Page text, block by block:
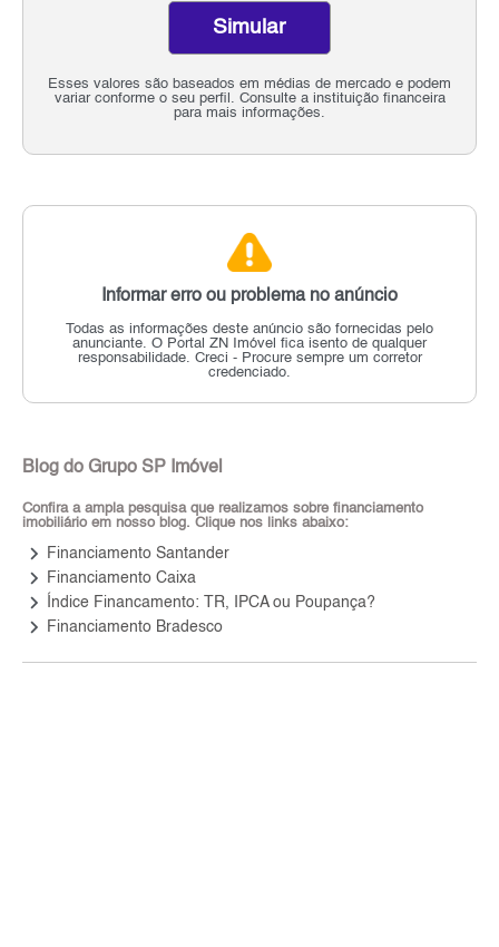
Esses valores são baseados em médias de mercado e podem
variar conforme o seu perfil. Consulte a instituição financeira
para mais informações.
Simular
Informar erro ou problema no anúncio
Todas as informações deste anúncio são fornecidas pelo
anunciante. O Portal ZN Imóvel fica isento de qualquer
responsabilidade. Creci - Procure sempre um corretor
credenciado.
Blog do Grupo SP Imóvel
Confira a ampla pesquisa que realizamos sobre financiamento
imobiliário em nosso blog. Clique nos links abaixo:
keyboard_arrow_right Financiamento Santander
keyboard_arrow_right Financiamento Caixa
keyboard_arrow_right Índice Financamento: TR, IPCA ou Poupança?
keyboard_arrow_right Financiamento Bradesco